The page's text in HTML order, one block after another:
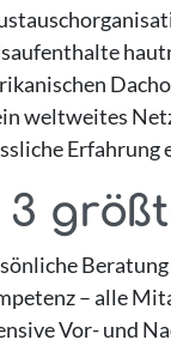
weltweites
Erfahrung
3
– alle
Vor- und